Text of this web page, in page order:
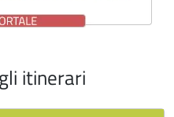
itinerari